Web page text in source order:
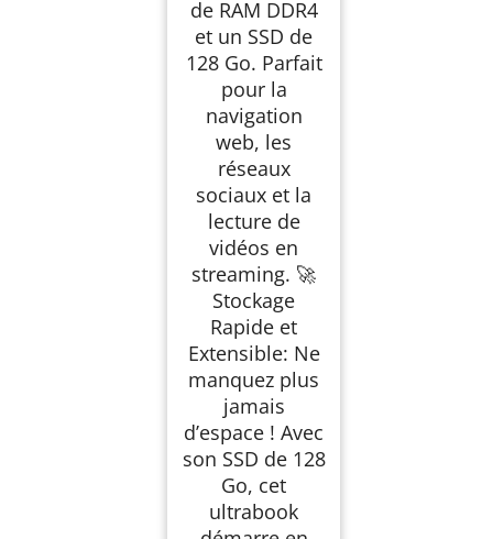
de RAM DDR4
et un SSD de
128 Go. Parfait
pour la
navigation
web, les
réseaux
sociaux et la
lecture de
vidéos en
streaming. 🚀
Stockage
Rapide et
Extensible: Ne
manquez plus
jamais
d’espace ! Avec
son SSD de 128
Go, cet
ultrabook